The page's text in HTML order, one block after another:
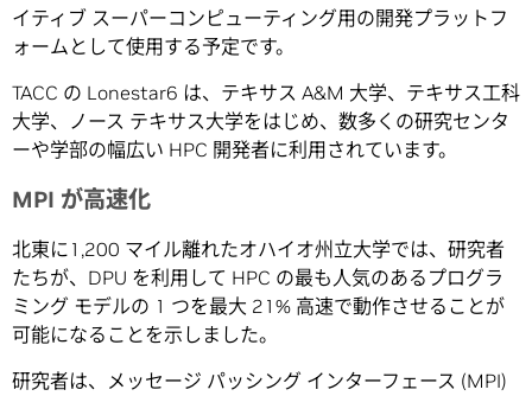
イティブ スーパーコンピューティング用の開発プラットフ
ォームとして使用する予定です。
TACC の Lonestar6 は、テキサス A&M 大学、テキサス工科
大学、ノース テキサス大学をはじめ、数多くの研究センタ
ーや学部の幅広い HPC 開発者に利用されています。
MPI が高速化
北東に1,200 マイル離れたオハイオ州立大学では、研究者
たちが、DPU を利用して HPC の最も人気のあるプログラ
ミング モデルの 1 つを最大 21% 高速で動作させることが
可能になることを示しました。
研究者は、メッセージ パッシング インターフェース (MPI)